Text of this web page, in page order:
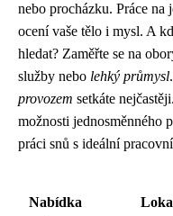
nebo procházku. Práce na
ocení vaše tělo i mysl. A
hledat? Zaměřte se na
služby nebo lehký průmysl
provozem setkáte
možnosti jednosměnného
práci snů s ideální
Nabídka